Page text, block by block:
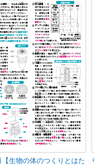
【生物の体のつくりとはた